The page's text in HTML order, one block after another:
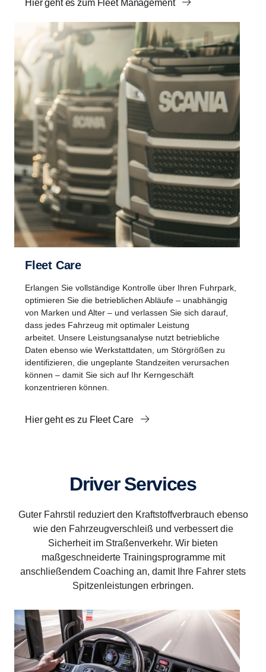
Hier geht es zum Fleet Management
Fleet Care
Erlangen Sie vollständige Kontrolle über Ihren Fuhrpark,
optimieren Sie die betrieblichen Abläufe – unabhängig
von Marken und Alter – und verlassen Sie sich darauf,
dass jedes Fahrzeug mit optimaler Leistung
arbeitet. Unsere Leistungsanalyse nutzt betriebliche
Daten ebenso wie Werkstattdaten, um Störgrößen zu
identifizieren, die ungeplante Standzeiten verursachen
können – damit Sie sich auf Ihr Kerngeschäft
konzentrieren können.
Hier geht es zu Fleet Care
Driver Services
Guter Fahrstil reduziert den Kraftstoffverbrauch ebenso
wie den Fahrzeugverschleiß und verbessert die
Sicherheit im Straßenverkehr. Wir bieten
maßgeschneiderte Trainingsprogramme mit
anschließendem Coaching an, damit Ihre Fahrer stets
Spitzenleistungen erbringen.